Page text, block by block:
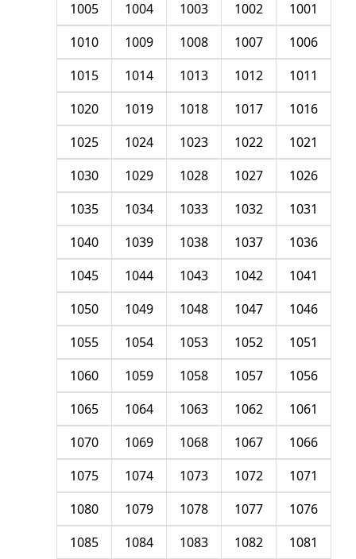
1001
1002
1003
1004
1005
1006
1007
1008
1009
1010
1011
1012
1013
1014
1015
1016
1017
1018
1019
1020
1021
1022
1023
1024
1025
1026
1027
1028
1029
1030
1031
1032
1033
1034
1035
1036
1037
1038
1039
1040
1041
1042
1043
1044
1045
1046
1047
1048
1049
1050
1051
1052
1053
1054
1055
1056
1057
1058
1059
1060
1061
1062
1063
1064
1065
1066
1067
1068
1069
1070
1071
1072
1073
1074
1075
1076
1077
1078
1079
1080
1081
1082
1083
1084
1085